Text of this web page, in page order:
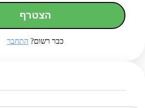
הצטרף
כבר רשום? התחבר